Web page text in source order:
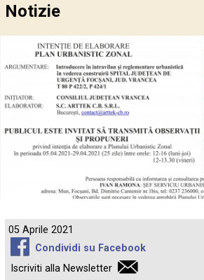
Notizie
05 Aprile 2021
Condividi su Facebook
Iscriviti alla Newsletter